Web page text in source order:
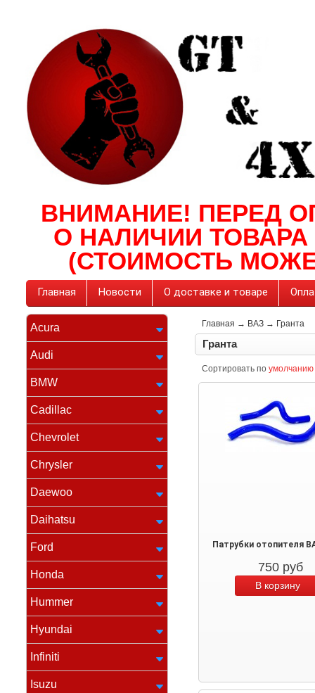
ВНИМАНИЕ! ПЕРЕД
О НАЛИЧИИ
(СТОИМОСТЬ
Главная Новости О доставке и товаре
Acura
Audi
BMW
Cadillac
Chevrolet
Chrysler
Daewoo
Daihatsu
Ford
Honda
Hummer
Hyundai
Infiniti
Isuzu
Главная → ВАЗ → Гранта
Гранта
Сортировать по умолчанию
Патрубки отопителя
750 руб